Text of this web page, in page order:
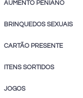
AUMENTO PENIANO
BRINQUEDOS SEXUAIS
CARTÃO PRESENTE
ITENS SORTIDOS
JOGOS